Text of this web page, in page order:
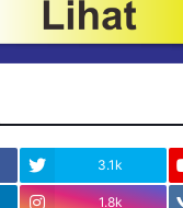
3.1k
1.8k